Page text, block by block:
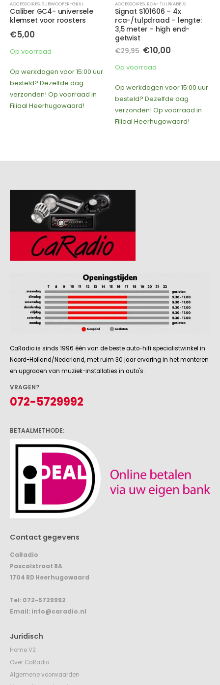
ACCESSOIRES,SUBWOOFER-GRILL
Caliber GC4- universele
klemset voor roosters
€5,00
Op voorraad
Op werkdagen voor 15:00 uur
besteld? Dezelfde dag
verzonden! Op voorraad in
Filiaal Heerhugowaard!
ACCESSOIRES, RCA- TULPKABELS
Signat S101606 – 4x
rca-/tulpdraad – lengte:
3,5 meter – high end-
getwist
€29,95 Oorspronkelijke
prijs
was:
€29,95.
€10,00Huidige
Op voorraad
Op werkdagen voor 15:00 uur
besteld? Dezelfde dag
verzonden! Op voorraad in
Filiaal Heerhugowaard!
CaRadio is sinds 1996 één van de beste auto-hifi specialistwinkel in
Noord-Holland/Nederland, met ruim 30 jaar ervaring in het monteren
en upgraden van muziek-installaties in auto's.
VRAGEN?
072-5729992
BETAALMETHODE:
Contact gegevens
CaRadio
Pascalstraat 8A
1704 RD Heerhugowaard
Tel: 072-5729992
Email: info@caradio.nl
Juridisch
Home V2
Over CaRadio
Algemene voorwaarden